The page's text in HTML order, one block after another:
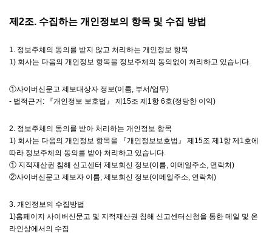
제2조. 수집하는 개인정보의 항목 및 수집 방법
1. 정보주체의 동의를 받지 않고 처리하는 개인정보 항목
1) 회사는 다음의 개인정보 항목을 정보주체의 동의없이 처리하고 있습니다.
①사이버신문고 제보대상자 정보(이름, 부서/업무)
- 법적근거: 『개인정보 보호법』 제15조 제1항 6호(정당한 이익)
2. 정보주체의 동의를 받아 처리하는 개인정보 항목
1) 회사는 다음의 개인정보 항목을 『개인정보보호법』 제15조 제1항 제1호에
따라 정보주체의 동의를 받아 처리하고 있습니다.
① 지적재산권 침해 신고센터 제보회신 정보(이름, 이메일주소, 연락처)
②사이버신문고 제보자 이름, 제보회신 정보(이메일주소, 연락처)
3. 개인정보의 수집방법
1)홈페이지 사이버신문고 및 지적재산권 침해 신고센터신청을 통한 메일 및 온
라인상에서의 수집